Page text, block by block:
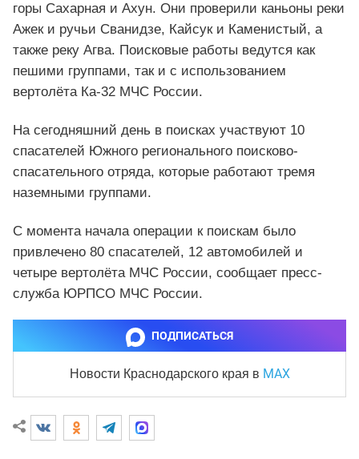
горы Сахарная и Ахун. Они проверили каньоны реки
Ажек и ручьи Сванидзе, Кайсук и Каменистый, а
также реку Агва. Поисковые работы ведутся как
пешими группами, так и с использованием
вертолёта Ка-32 МЧС России.
На сегодняшний день в поисках участвуют 10
спасателей Южного регионального поисково-
спасательного отряда, которые работают тремя
наземными группами.
С момента начала операции к поискам было
привлечено 80 спасателей, 12 автомобилей и
четыре вертолёта МЧС России, сообщает пресс-
служба ЮРПСО МЧС России.
ПОДПИСАТЬСЯ
Новости Краснодарского края в MAX